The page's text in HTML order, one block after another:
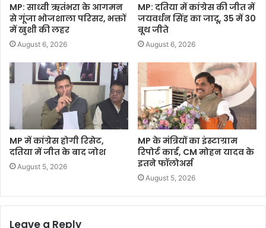
MP: साध्वी ऋतंभरा के आगमन
से गूंजा भोजशाला परिसर, भक्तों
में खुशी की लहर
August 6, 2026
MP: दतिया में कांग्रेस की जीत में
जयवर्धन सिंह का जादू, 35 में 30
बूथ जीते
August 6, 2026
MP में कांग्रेस होगी रिसेट,
दतिया में जीत के बाद जोश
August 5, 2026
MP के मंत्रियों का इंस्टाग्राम
रिपोर्ट कार्ड, CM मोहन यादव के
इतने फॉलोअर्स
August 5, 2026
Leave a Reply